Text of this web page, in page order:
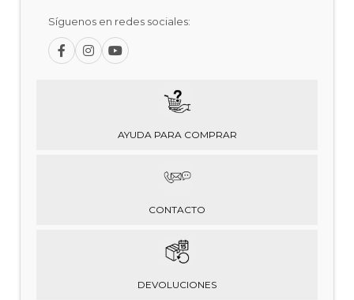
Síguenos en redes sociales:
AYUDA PARA COMPRAR
CONTACTO
DEVOLUCIONES